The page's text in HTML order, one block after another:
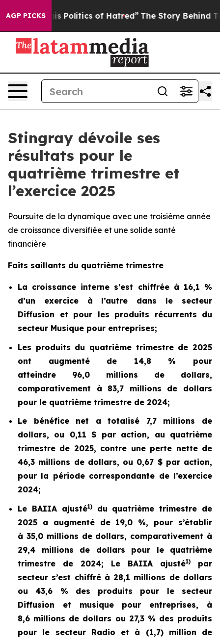
AGP PICKSof Hatred” The Story Behind Trump’s
Stingray dévoile ses
résultats pour le
quatrième trimestre et
l’exercice 2025
Poursuite de la dynamique avec une troisième année
de croissance diversifiée et une solide santé
financière
Faits saillants du quatrième trimestre
La croissance interne s’est chiffrée à 16,1 %
d’un exercice à l’autre dans le secteur
Diffusion et pour les produits récurrents du
secteur Musique pour entreprises;
Les produits du quatrième trimestre de 2025
ont augmenté de 14,8 % pour
atteindre 96,0 millions de dollars,
comparativement à 83,7 millions de dollars
pour le quatrième trimestre de 2024;
Le bénéfice net a totalisé 7,7 millions de
dollars, ou 0,11 $ par action, au quatrième
trimestre de 2025, contre une perte nette de
46,3 millions de dollars, ou 0,67 $ par action,
pour la période correspondante de l’exercice
2024;
Le BAIIA ajusté1)du quatrième trimestre de
2025 a augmenté de 19,0 %, pour s’établir
à 35,0 millions de dollars, comparativement à
29,4 millions de dollars pour le quatrième
trimestre de 2024; Le BAIIA ajusté1)
par
secteur s’est chiffré à 28,1 millions de dollars
ou 43,6 % des produits pour le secteur
Diffusion et musique pour entreprises, à
8,6 millions de dollars ou 27,3 % des produits
pour le secteur Radio et à (1,7) million de